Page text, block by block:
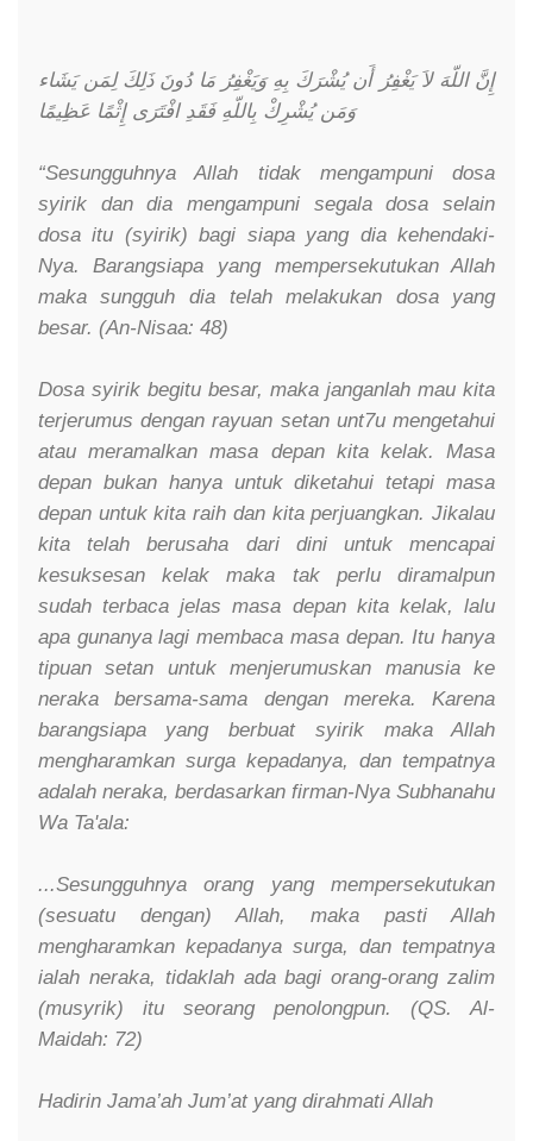
إِنَّ اللّهَ لاَ يَغْفِرُ أَن يُشْرَكَ بِهِ وَيَغْفِرُ مَا دُونَ ذَلِكَ لِمَن يَشَاء
وَمَن يُشْرِكْ بِاللّهِ فَقَدِ افْتَرَى إِثْمًا عَظِيمًا
“Sesungguhnya Allah tidak mengampuni dosa
syirik dan dia mengampuni segala dosa selain
dosa itu (syirik) bagi siapa yang dia kehendaki-
Nya. Barangsiapa yang mempersekutukan Allah
maka sungguh dia telah melakukan dosa yang
besar. (An-Nisaa: 48)
Dosa syirik begitu besar, maka janganlah mau kita
terjerumus dengan rayuan setan unt7u mengetahui
atau meramalkan masa depan kita kelak. Masa
depan bukan hanya untuk diketahui tetapi masa
depan untuk kita raih dan kita perjuangkan. Jikalau
kita telah berusaha dari dini untuk mencapai
kesuksesan kelak maka tak perlu diramalpun
sudah terbaca jelas masa depan kita kelak, lalu
apa gunanya lagi membaca masa depan. Itu hanya
tipuan setan untuk menjerumuskan manusia ke
neraka bersama-sama dengan mereka. Karena
barangsiapa yang berbuat syirik maka Allah
mengharamkan surga kepadanya, dan tempatnya
adalah neraka, berdasarkan firman-Nya Subhanahu
Wa Ta'ala:
...Sesungguhnya orang yang mempersekutukan
(sesuatu dengan) Allah, maka pasti Allah
mengharamkan kepadanya surga, dan tempatnya
ialah neraka, tidaklah ada bagi orang-orang zalim
(musyrik) itu seorang penolongpun. (QS. Al-
Maidah: 72)
Hadirin Jama’ah Jum’at yang dirahmati Allah